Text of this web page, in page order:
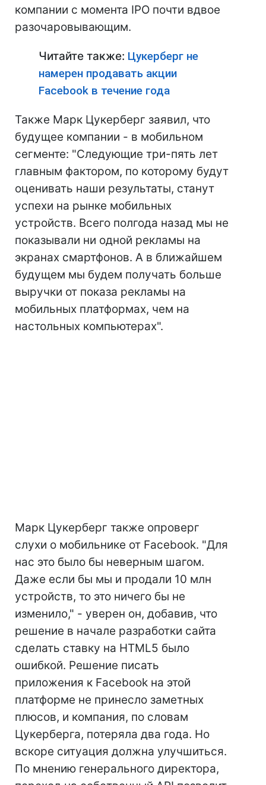
компании с момента IPO почти вдвое
разочаровывающим.
Читайте также: Цукерберг не
намерен продавать акции
Facebook в течение года
Также Марк Цукерберг заявил, что
будущее компании - в мобильном
сегменте: "Следующие три-пять лет
главным фактором, по которому будут
оценивать наши результаты, станут
успехи на рынке мобильных
устройств. Всего полгода назад мы не
показывали ни одной рекламы на
экранах смартфонов. А в ближайшем
будущем мы будем получать больше
выручки от показа рекламы на
мобильных платформах, чем на
настольных компьютерах".
Марк Цукерберг также опроверг
слухи о мобильнике от Facebook. "Для
нас это было бы неверным шагом.
Даже если бы мы и продали 10 млн
устройств, то это ничего бы не
изменило," - уверен он, добавив, что
решение в начале разработки сайта
сделать ставку на HTML5 было
ошибкой. Решение писать
приложения к Facebook на этой
платформе не принесло заметных
плюсов, и компания, по словам
Цукерберга, потеряла два года. Но
вскоре ситуация должна улучшиться.
По мнению генерального директора,